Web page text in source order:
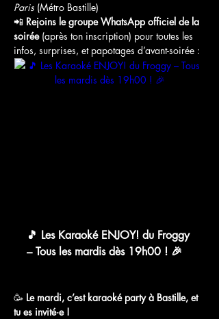
Paris (Métro Bastille)
📲 Rejoins le groupe WhatsApp officiel de la
soirée (après ton inscription) pour toutes les
infos, surprises, et papotages d’avant-soirée :
🎵 Les Karaoké ENJOY! du Froggy
– Tous les mardis dès 19h00 ! 🎉
🥳 Le mardi, c’est karaoké party à Bastille, et
tu es invité·e !